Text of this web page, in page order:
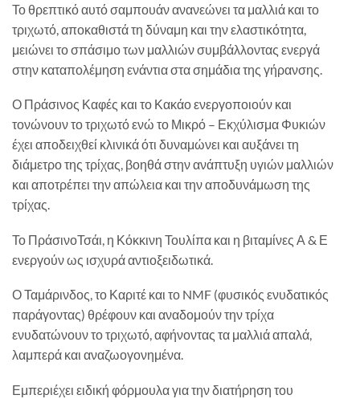
Το θρεπτικό αυτό σαμπουάν ανανεώνει τα μαλλιά και το
τριχωτό, αποκαθιστά τη δύναμη και την ελαστικότητα,
μειώνει το σπάσιμο των μαλλιών συμβάλλοντας ενεργά
στην καταπολέμηση ενάντια στα σημάδια της γήρανσης.
Ο Πράσινος Καφές και το Κακάο ενεργοποιούν και
τονώνουν το τριχωτό ενώ το Μικρό – Εκχύλισμα Φυκιών
έχει αποδειχθεί κλινικά ότι δυναμώνει και αυξάνει τη
διάμετρο της τρίχας, βοηθά στην ανάπτυξη υγιών μαλλιών
και αποτρέπει την απώλεια και την αποδυνάμωση της
τρίχας.
Το ΠράσινοΤσάι, η Κόκκινη Τουλίπα και η βιταμίνες Α & Ε
ενεργούν ως ισχυρά αντιοξειδωτικά.
Ο Ταμάρινδος, το Καριτέ και το NMF (φυσικός ενυδατικός
παράγοντας) θρέφουν και αναδομούν την τρίχα
ενυδατώνουν το τριχωτό, αφήνοντας τα μαλλιά απαλά,
λαμπερά και αναζωογονημένα.
Εμπεριέχει ειδική φόρμουλα για την διατήρηση του